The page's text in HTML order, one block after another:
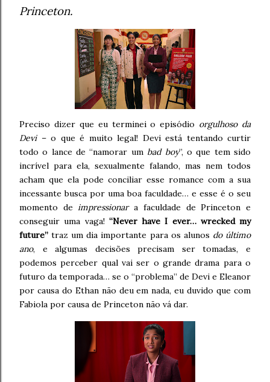
Princeton.
Preciso dizer que eu terminei o episódio orgulhoso da
Devi– o que é muito legal! Devi está tentando curtir
todo o lance de “namorar um bad boy”, o que tem sido
incrível para ela, sexualmente falando, mas nem todos
acham que ela pode conciliar esse romance com a sua
incessante busca por uma boa faculdade… e esse é o seu
momento de impressionara faculdade de Princeton e
conseguir uma vaga! “Never have I ever… wrecked my
future” traz um dia importante para os alunos do último
ano, e algumas decisões precisam ser tomadas, e
podemos perceber qual vai ser o grande drama para o
futuro da temporada… se o “problema” de Devi e Eleanor
por causa do Ethan não deu em nada, eu duvido que com
Fabiola por causa de Princeton não vá dar.